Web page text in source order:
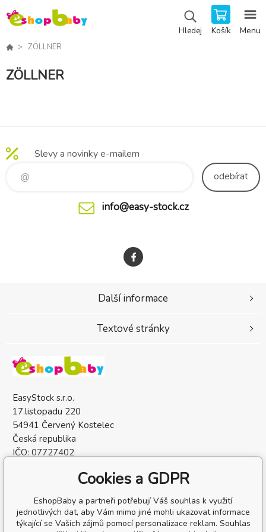
Hledej Košík Menu
ZÖLLNER
ZÖLLNER
Slevy a novinky e-mailem
odebírat
info@easy-stock.cz
EasyStock s.r.o.
17.listopadu 220
54941 Červený Kostelec
Česká republika
IČO: 07727402
Další informace
Textové stránky
Cookies a GDPR
EshopBaby a partneři potřebují Váš souhlas k využití
jednotlivých dat, aby Vám mimo jiné mohli ukazovat informace
týkající se Vašich zájmů pomocí personalizace reklam. Souhlas